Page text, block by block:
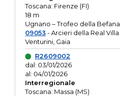
Toscana: Firenze (FI)
18 m
Ugnano – Trofeo della Befana
09053- Arcieri della Real Villa
Venturini, Gaia
R2609002
dal: 03/01/2026
al: 04/01/2026
Interregionale
Toscana: Massa (MS)